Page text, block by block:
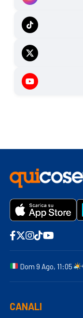
Dom 9 Ago, 11:05
CANALI